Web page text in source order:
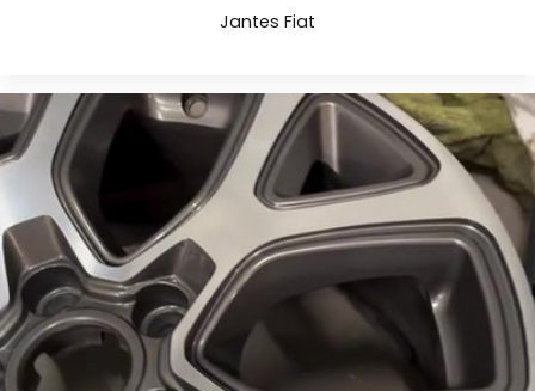
Jantes Fiat